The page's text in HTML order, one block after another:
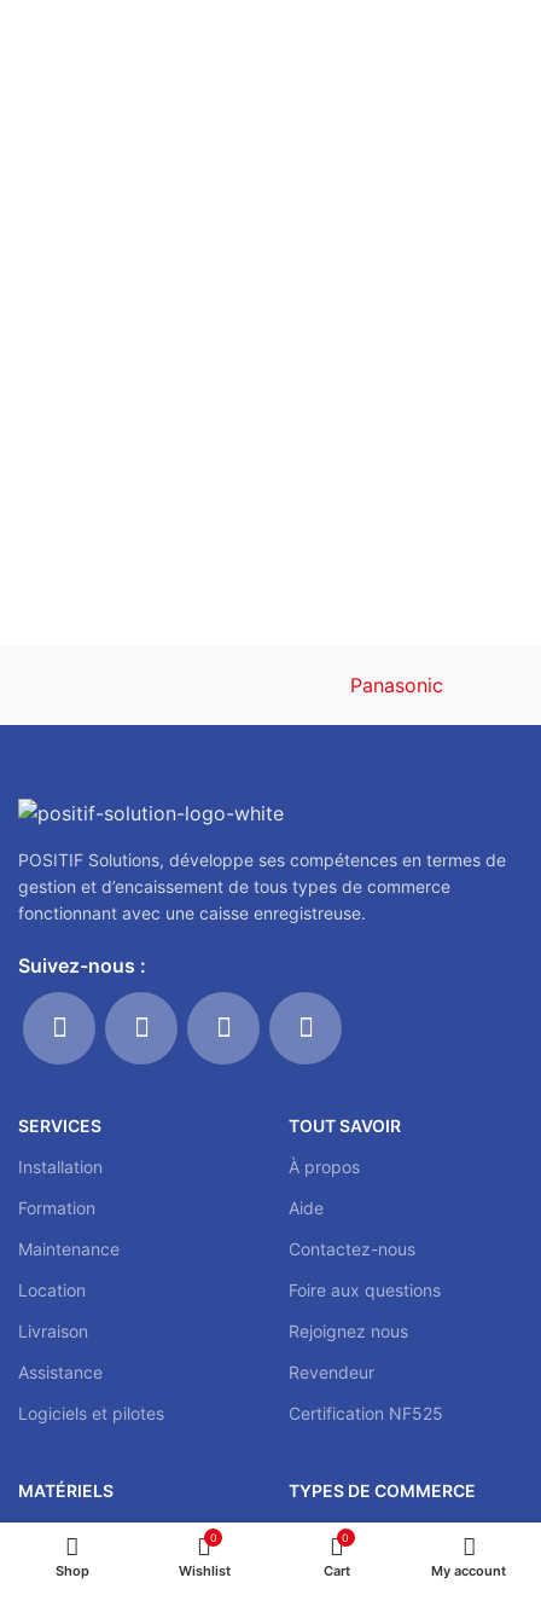
Panasonic
POSITIF Solutions, développe ses compétences en termes de
gestion et d’encaissement de tous types de commerce
fonctionnant avec une caisse enregistreuse.
Suivez-nous :
SERVICES
Installation
Formation
Maintenance
Location
Livraison
Assistance
Logiciels et pilotes
TOUT SAVOIR
À propos
Aide
Contactez-nous
Foire aux questions
Rejoignez nous
Revendeur
Certification NF525
MATÉRIELS
Caisse enregistreuse
TYPES DE COMMERCE
Restaurant / Brasserie
Fast Food / Pizzeria
Shop
0
Wishlist
0
Cart My account